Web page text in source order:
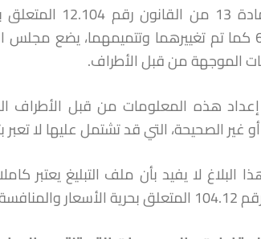
652.14.2 كما تم تغييرهما وتتميمهما،
الموجهة من قبل الأطراف.
هذه المعلومات من قبل الأطراف
غير الصحيحة، التي قد تشتمل عليها لا
وتتميمهما.